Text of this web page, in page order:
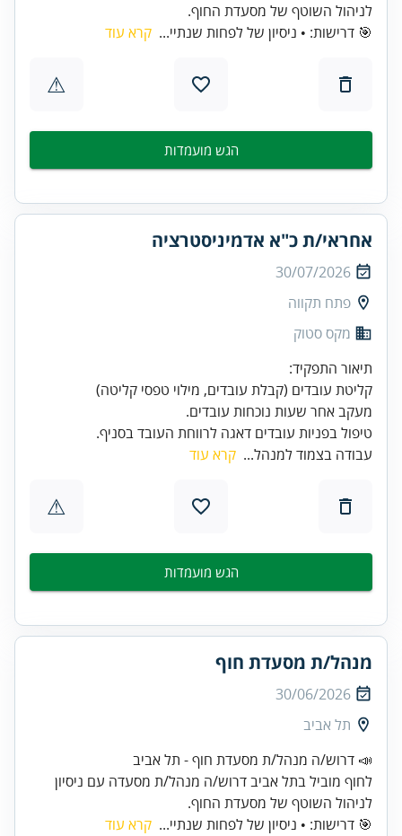
לניהול השוטף של מסעדת החוף.
🎯 דרישות: • ניסיון של לפחות שנתיי... קרא עוד
⚠
הגש מועמדות
אחראי/ת כ"א אדמיניסטרציה
30/07/2026
פתח תקווה
מקס סטוק
טיפול בפניות עובדים דאגה לרווחת העובד בסניף.
עבודה בצמוד למנהל... קרא עוד
⚠
הגש מועמדות
מנהל/ת מסעדת חוף
30/06/2026
תל אביב
לחוף מוביל בתל אביב דרוש/ה מנהל/ת מסעדה עם ניסיון
לניהול השוטף של מסעדת החוף.
🎯 דרישות: • ניסיון של לפחות שנתיי... קרא עוד